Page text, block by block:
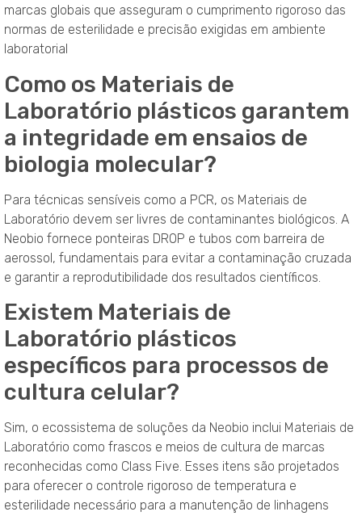
marcas globais que asseguram o cumprimento rigoroso das
normas de esterilidade e precisão exigidas em ambiente
laboratorial
Como os Materiais de
Laboratório plásticos garantem
a integridade em ensaios de
biologia molecular?
Para técnicas sensíveis como a PCR, os Materiais de
Laboratório devem ser livres de contaminantes biológicos. A
Neobio fornece ponteiras DROP e tubos com barreira de
aerossol, fundamentais para evitar a contaminação cruzada
e garantir a reprodutibilidade dos resultados científicos.
Existem Materiais de
Laboratório plásticos
específicos para processos de
cultura celular?
Sim, o ecossistema de soluções da Neobio inclui Materiais de
Laboratório como frascos e meios de cultura de marcas
reconhecidas como Class Five. Esses itens são projetados
para oferecer o controle rigoroso de temperatura e
esterilidade necessário para a manutenção de linhagens